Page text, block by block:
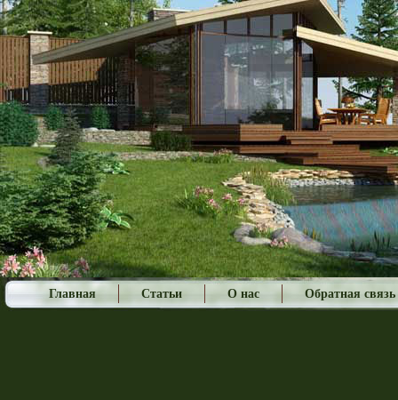
Главная Статьи О нас Обратная связь